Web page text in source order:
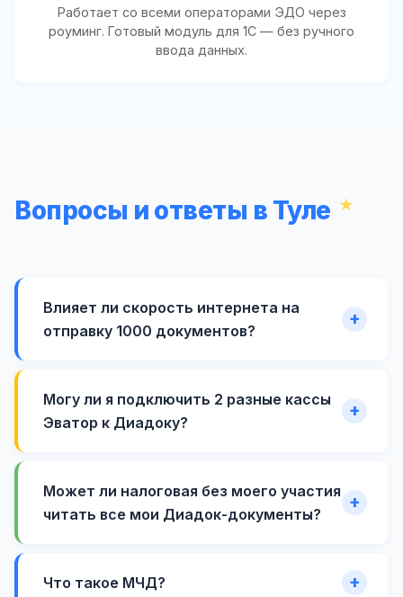
Работает со всеми операторами ЭДО через
роуминг. Готовый модуль для 1С — без ручного
ввода данных.
Вопросы и ответы в Туле
Влияет ли скорость интернета на
отправку 1000 документов?
Могу ли я подключить 2 разные кассы
Эватор к Диадоку?
Может ли налоговая без моего участия
читать все мои Диадок-документы?
Что такое МЧД?